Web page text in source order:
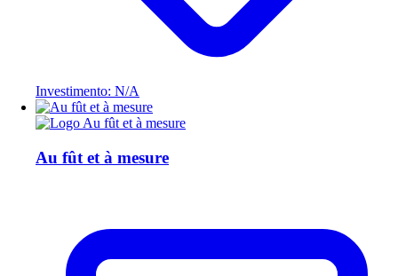
Investimento: N/A
Au fût et à mesure